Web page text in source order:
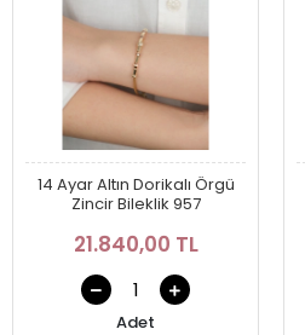
14 Ayar Altın Dorikalı Örgü
Zincir Bileklik 957
21.840,00 TL
Adet